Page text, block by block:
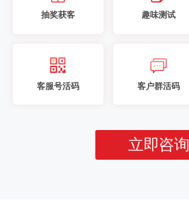
抽奖获客 趣味测试
客服号活码 客户群活码
立即咨询